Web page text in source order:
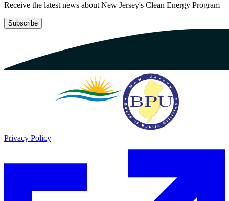
Receive the latest news about New Jersey's Clean Energy Program​​​​‌ ‍ ​‍​‍‌‍ ‌ ​‍‌‍‍‌‌‍‌ ‌‍‍‌‌‍ ‍​‍​‍​ ‍‍​‍​‍‌ ​ ‌‍​‌‌‍ ‍‌‍‍‌‌ ‌​‌ ‍‌​‍ ‍‌‍‍‌‌‍ ​‍​‍​‍ ​​‍​‍‌‍‍​‌ ​‍‌‍‌‌‌‍‌‍​‍​‍​ ‍‍​‍​‍‌‍‍​‌ ‌​‌ ‌​‌ ​​​ ‍‍​‍ ​‍ ‌‍ ​‌‍ ‌‍​ ‌‍​‌‌‍ ​‌‍‍​‌‍ ‌ ​ ‌ ‌​​ ‍‍​ ​ ​ ​ ​ ​ ​ ​ ​‍ ‌‍‍‌‌‍ ‍‌ ‌​‌‍‌‌‌‍ ‍‌ ‌​​‍ ‌‍‌‌‌‍‌​‌‍‍‌‌ ‌​​‍ ‌‍ ‌‌‍ ‌‍‌​‌‍‌‌​ ‌‌ ​​‌ ​‍‌‍‌‌‌ ​ ‌‍‌‌‌‍ ‍‌ ‌​‌‍​‌‌ ‌​‌‍‍‌‌‍ ‌‍ ‍​ ‍ ‌‍‍‌‌‍‌​​ ‌‌ ​ ‌‍‍‌‌ ‌​‌‍‌‌‌​‌‍‌‍ ‌‍ ‌ ‌​‌‍‌‌‌ ​‍​ ‍ ‌ ‌​‌ ‍‌‌ ​​‌‍‌‌​ ‌‌‍‌‍‌‍ ‌‍ ‌ ‌​‌‍‌‌‌ ​‍​ ‍ ‌ ​​‌‍​‌‌ ‌​‌‍‍​​ ‌‌‍ ‍‌‍‌‌‌ ‌ ‌ ​ ‌‍ ​‌‍‌‌‌ ‌​‌ ‌​‌‍‌‌‌ ​‍​‍ ‍‌ ‌​‌‍‌‌‌ ‍​‌ ‌​​ ‌‍​‍‌‍​‌‌ ​ ‌‍‌‌‌‌‌‌‌ ​‍‌‍ ​​ ‌‌‍‍​‌ ‌​‌ ‌​‌ ​​​‍‌‌​ ​ ‌​​‌​‍‌‌​ ​‍‌​‌‍​‍‌‌​ ​‍‌​‌‍‌‍ ​‌‍ ‌‍​ ‌‍​‌‌‍ ​‌‍‍​‌‍ ‌ ​ ‌ ‌​​‍‌‌​ ​ ‌​​‌​ ​ ​ ​ ​ ​ ​ ​ ​‍‌‍‌‍‍‌‌‍‌​​ ‌‌ ​ ‌‍‍‌‌ ‌​‌‍‌‌‌​‌‍‌‍ ‌‍ ‌ ‌​‌‍‌‌‌ ​‍​‍‌‍‌ ‌​‌ ‍‌‌ ​​‌‍‌‌​ ‌‌‍‌‍‌‍ ‌‍ ‌ ‌​‌‍‌‌‌ ​‍​‍‌‍‌ ​​‌‍​‌‌ ‌​‌‍‍​​ ‌‌‍ ‍‌‍‌‌‌ ‌ ‌ ​ ‌‍ ​‌‍‌‌‌ ‌​‌ ‌​‌‍‌‌‌ ​‍​‍ ‍‌ ‌​‌‍‌‌‌ ‍​‌ ‌​​‍‌‍‌ ​​‌‍‌‌‌ ​‍‌ ​ ‌ ​​‌‍‌‌‌‍​ ‌ ‌​‌‍‍‌‌ ‌‍‌‍‌‌​ ‌‌ ​​‌ ‌‌‌‍​‍‌‍ ​‌‍‍‌‌ ​ ‌‍‍​‌‍‌‌‌‍‌​​‍​‍‌ ‌
Subscribe​​​​‌ ‍ ​‍​‍‌‍ ‌ ​‍‌‍‍‌‌‍‌ ‌‍‍‌‌‍ ‍​‍​‍​ ‍‍​‍​‍‌ ​ ‌‍​‌‌‍ ‍‌‍‍‌‌ ‌​‌ ‍‌​‍ ‍‌‍‍‌‌‍ ​‍​‍​‍ ​​‍​‍‌‍‍​‌ ​‍‌‍‌‌‌‍‌‍​‍​‍​ ‍‍​‍​‍‌‍‍​‌ ‌​‌ ‌​‌ ​​​ ‍‍​‍ ​‍ ‌‍ ​‌‍ ‌‍​ ‌‍​‌‌‍ ​‌‍‍​‌‍ ‌ ​ ‌ ‌​​ ‍‍​ ​ ​ ​ ​ ​ ​ ​ ​‍ ‌‍‍‌‌‍ ‍‌ ‌​‌‍‌‌‌‍ ‍‌ ‌​​‍ ‌‍‌‌‌‍‌​‌‍‍‌‌ ‌​​‍ ‌‍ ‌‌‍ ‌‍‌​‌‍‌‌​ ‌‌ ​​‌ ​‍‌‍‌‌‌ ​ ‌‍‌‌‌‍ ‍‌ ‌​‌‍​‌‌ ‌​‌‍‍‌‌‍ ‌‍ ‍​ ‍ ‌‍‍‌‌‍‌​​ ‌‌ ​ ‌‍‍‌‌ ‌​‌‍‌‌‌​‌‍‌‍ ‌‍ ‌ ‌​‌‍‌‌‌ ​‍​ ‍ ‌ ‌​‌ ‍‌‌ ​​‌‍‌‌​ ‌‌‍‌‍‌‍ ‌‍ ‌ ‌​‌‍‌‌‌ ​‍​ ‍ ‌ ​​‌‍​‌‌ ‌​‌‍‍​​ ‌‌‍ ‍‌‍‌‌‌ ‌ ‌ ​ ‌‍ ​‌‍‌‌‌ ‌​‌ ‌​‌‍‌‌‌ ​‍​‍ ‍‌‍​‍‌ ‌​‌‍ ‍​ ‌‍​‍‌‍​‌‌ ​ ‌‍‌‌‌‌‌‌‌ ​‍‌‍ ​​ ‌‌‍‍​‌ ‌​‌ ‌​‌ ​​​‍‌‌​ ​ ‌​​‌​‍‌‌​ ​‍‌​‌‍​‍‌‌​ ​‍‌​‌‍‌‍ ​‌‍ ‌‍​ ‌‍​‌‌‍ ​‌‍‍​‌‍ ‌ ​ ‌ ‌​​‍‌‌​ ​ ‌​​‌​ ​ ​ ​ ​ ​ ​ ​ ​‍‌‍‌‍‍‌‌‍‌​​ ‌‌ ​ ‌‍‍‌‌ ‌​‌‍‌‌‌​‌‍‌‍ ‌‍ ‌ ‌​‌‍‌‌‌ ​‍​‍‌‍‌ ‌​‌ ‍‌‌ ​​‌‍‌‌​ ‌‌‍‌‍‌‍ ‌‍ ‌ ‌​‌‍‌‌‌ ​‍​‍‌‍‌ ​​‌‍​‌‌ ‌​‌‍‍​​ ‌‌‍ ‍‌‍‌‌‌ ‌ ‌ ​ ‌‍ ​‌‍‌‌‌ ‌​‌ ‌​‌‍‌‌‌ ​‍​‍ ‍‌‍​‍‌ ‌​‌‍ ‍​‍‌‍‌ ​​‌‍‌‌‌ ​‍‌ ​ ‌ ​​‌‍‌‌‌‍​ ‌ ‌​‌‍‍‌‌ ‌‍‌‍‌‌​ ‌‌ ​​‌ ‌‌‌‍​‍‌‍ ​‌‍‍‌‌ ​ ‌‍‍​‌‍‌‌‌‍‌​​‍​‍‌ ‌
Privacy Policy